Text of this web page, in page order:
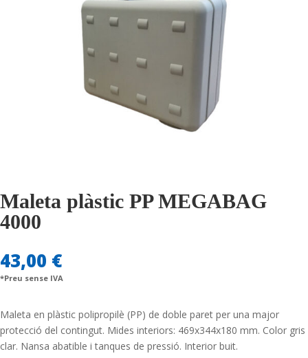
Maleta plàstic PP MEGABAG
4000
43,00 €
*Preu sense IVA
Maleta en plàstic polipropilè (PP) de doble paret per una major
protecció del contingut. Mides interiors: 469x344x180 mm. Color gris
clar. Nansa abatible i tanques de pressió. Interior buit.